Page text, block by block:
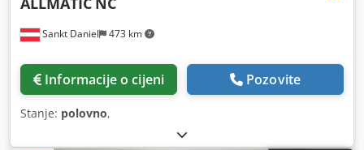
Sankt Daniel 473 km
Informacije o cijeni Pozovite
Stanje: polovno,